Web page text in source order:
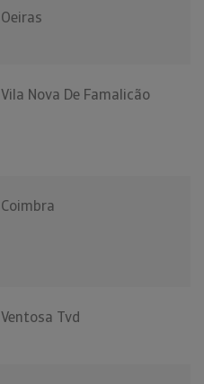
Oeiras
Vila Nova De Famalicão
Coimbra
Ventosa Tvd